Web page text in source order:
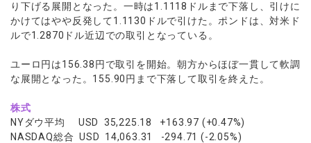
り下げる展開となった。一時は1.1118ドルまで下落し、引けに
かけてはやや反発して1.1130ドルで引けた。ポンドは、対米ド
ルで1.2870ドル近辺での取引となっている。
ユーロ円は156.38円で取引を開始。朝方からほぼ一貫して軟調
な展開となった。155.90円まで下落して取引を終えた。
株式
NYダウ平均 USD 35,225.18 +163.97 (+0.47%)
NASDAQ総合 USD 14,063.31 -294.71 (-2.05%)